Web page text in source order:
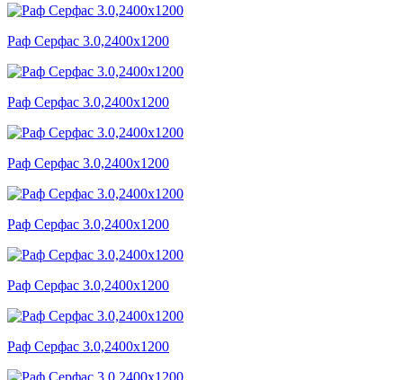
Раф Серфас 3.0,2400x1200
Раф Серфас 3.0,2400x1200
Раф Серфас 3.0,2400x1200
Раф Серфас 3.0,2400x1200
Раф Серфас 3.0,2400x1200
Раф Серфас 3.0,2400x1200